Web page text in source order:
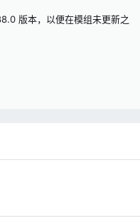
版本，以便在模组未更新之